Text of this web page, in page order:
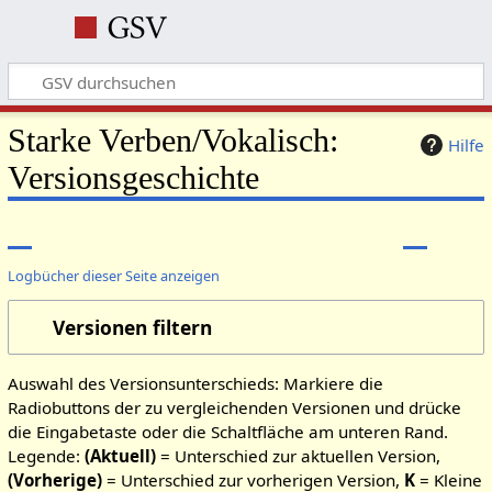
Hilfe
Starke Verben/Vokalisch:
Versionsgeschichte
Logbücher dieser Seite anzeigen
Versionen filtern
Auswahl des Versionsunterschieds: Markiere die
Radiobuttons der zu vergleichenden Versionen und drücke
die Eingabetaste oder die Schaltfläche am unteren Rand.
Legende: (Aktuell)= Unterschied zur aktuellen Version,
(Vorherige)= Unterschied zur vorherigen Version, K= Kleine